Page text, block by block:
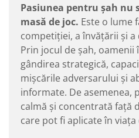
Pasiunea pentru șah nu
masă de joc. Este o lume
competiției, a învățării și
Prin jocul de șah, oamenii
gândirea strategică,
mișcările adversarului și
informate. De asemenea,
calmă și concentrată față
care pot fi aplicate în viața